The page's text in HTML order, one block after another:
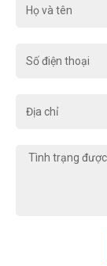
và
điện
chỉ
Tình